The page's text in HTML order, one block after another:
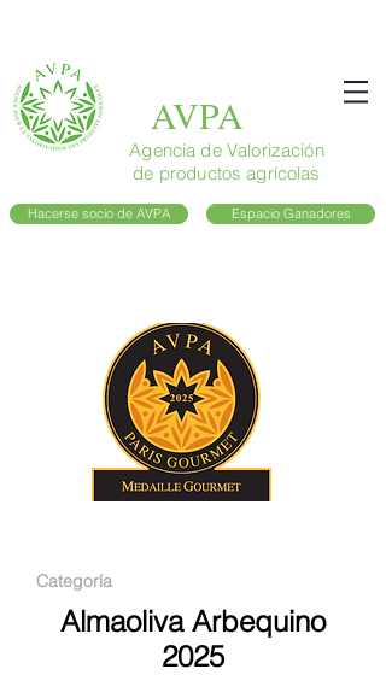
AVPA
Agencia de Valorización
de productos agrícolas
Hacerse socio de AVPA Espacio Ganadores
Categoría
Almaoliva Arbequino
2025